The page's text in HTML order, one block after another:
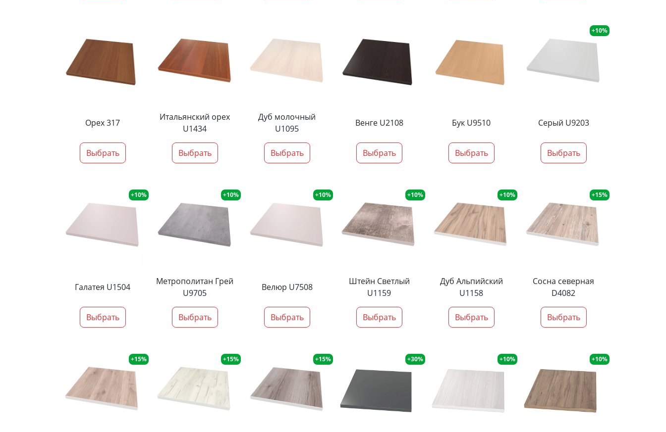
Орех 317
Выбрать
Итальянский орех
U1434
Выбрать
Дуб молочный
U1095
Выбрать
Венге U2108
Выбрать
Бук U9510
Выбрать
+10%
Серый U9203
Выбрать
+10%
Галатея U1504
Выбрать
+10%
Метрополитан Грей
U9705
Выбрать
+10%
Велюр U7508
Выбрать
+10%
Штейн Светлый
U1159
Выбрать
+10%
Дуб Альпийский
U1158
Выбрать
+15%
Сосна северная
D4082
Выбрать
+15% +15% +15% +30% +10% +10%